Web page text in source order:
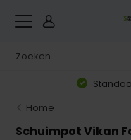
Home
Schuimpot Vikan